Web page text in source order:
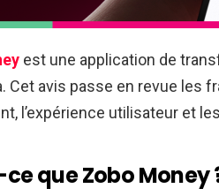
est une application de
Cet avis passe en revue les
l’expérience utilisateur et
ce que Zobo Money